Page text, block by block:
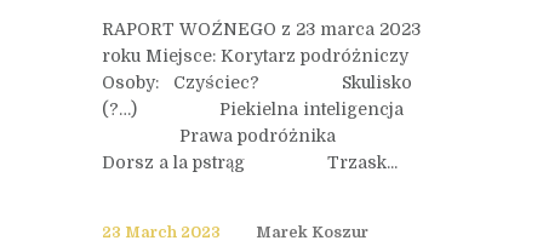
RAPORT WOŹNEGO z 23 marca 2023
roku Miejsce: Korytarz podróżniczy
Osoby: Czyściec? Skulisko
(?…) Piekielna inteligencja
Prawa podróżnika
Dorsz a la pstrąg Trzask...
23 March 2023
Marek Koszur